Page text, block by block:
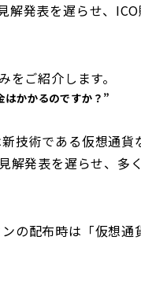
解発表を遅らせ、
をご紹介します。
はかかるのですか？”
技術である仮想通
解発表を遅らせ、多
の配布時は「仮想